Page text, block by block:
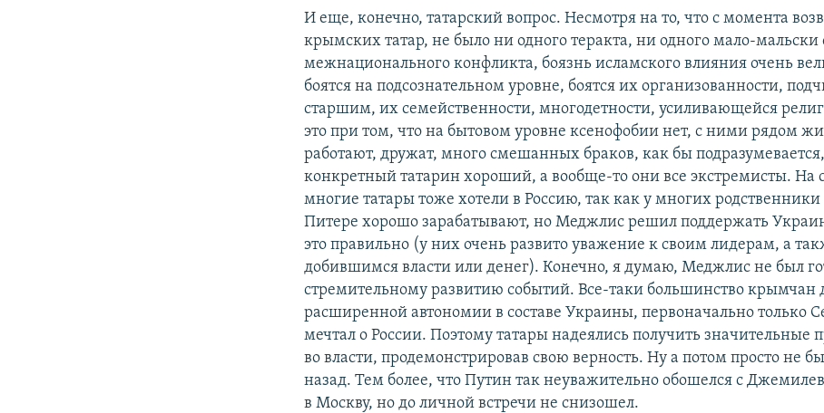
И еще, конечно, татарский вопрос. Несмотря на то, что с момента
крымских татар, не было ни одного теракта, ни одного мало-мальски
межнационального конфликта, боязнь исламского влияния очень
боятся на подсознательном уровне, боятся их организованности,
старшим, их семейственности, многодетности, усиливающейся
это при том, что на бытовом уровне ксенофобии нет, с ними рядом
работают, дружат, много смешанных браков, как бы подразумевается,
конкретный татарин хороший, а вообще-то они все экстремисты. На
многие татары тоже хотели в Россию, так как у многих
Питере хорошо зарабатывают, но Меджлис решил поддержать
это правильно (у них очень развито уважение к своим лидерам, а
добившимся власти или денег). Конечно, я думаю, Меджлис не был
стремительному развитию событий. Все-таки большинство крымчан
расширенной автономии в составе Украины, первоначально только
мечтал о России. Поэтому татары надеялись получить значительные
во власти, продемонстрировав свою верность. Ну а потом просто не
назад. Тем более, что Путин так неуважительно обошелся с
в Москву, но до личной встречи не снизошел.